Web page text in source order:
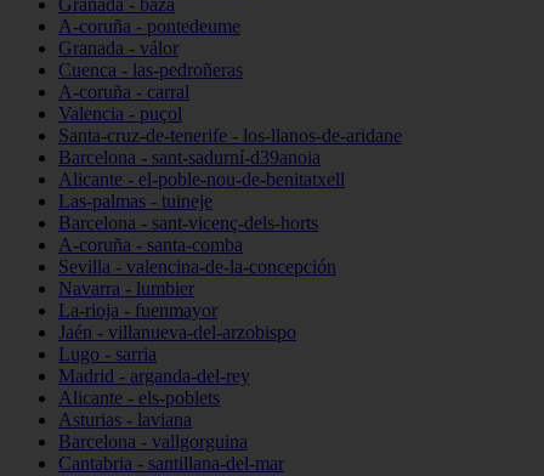
Granada - baza
A-coruña - pontedeume
Granada - válor
Cuenca - las-pedroñeras
A-coruña - carral
Valencia - puçol
Santa-cruz-de-tenerife - los-llanos-de-aridane
Barcelona - sant-sadurní-d39anoia
Alicante - el-poble-nou-de-benitatxell
Las-palmas - tuineje
Barcelona - sant-vicenç-dels-horts
A-coruña - santa-comba
Sevilla - valencina-de-la-concepción
Navarra - lumbier
La-rioja - fuenmayor
Jaén - villanueva-del-arzobispo
Lugo - sarria
Madrid - arganda-del-rey
Alicante - els-poblets
Asturias - laviana
Barcelona - vallgorguina
Cantabria - santillana-del-mar